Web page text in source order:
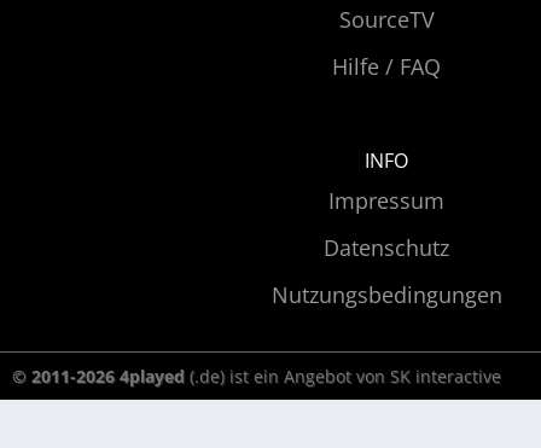
SourceTV
Hilfe / FAQ
INFO
Impressum
Datenschutz
Nutzungsbedingungen
© 2011-2026 4played (.de) ist ein Angebot von SK interactive